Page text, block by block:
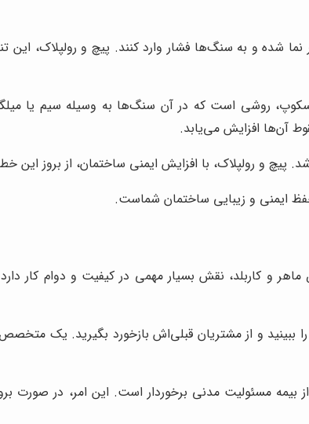
شده و به سنگ‌ها فشار وارد کنند. پیچ و رولپلاک، این
روشی است که در آن سنگ‌ها به وسیله سیم یا
آن‌ها افزایش می‌یابد.
و رولپلاک، با افزایش ایمنی ساختمان، از بروز این
ایمنی و زیبایی ساختمان شماست.
و کاربلد، نقش بسیار مهمی در کیفیت و دوام کار
ببینید و از مشتریان قبلی‌اش بازخورد بگیرید. یک
مسئولیت مدنی برخوردار است. این امر، در صورت